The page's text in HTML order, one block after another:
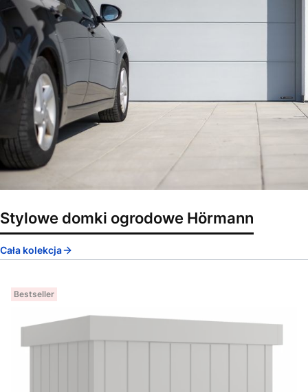
Stylowe domki ogrodowe Hörmann
Cała kolekcja
Bestseller